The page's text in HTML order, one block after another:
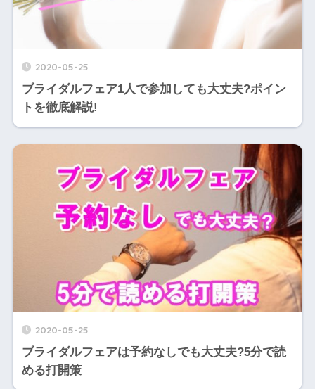
2020-05-25
ブライダルフェア1人で参加しても大丈夫?ポイン
トを徹底解説!
2020-05-25
ブライダルフェアは予約なしでも大丈夫?5分で読
める打開策